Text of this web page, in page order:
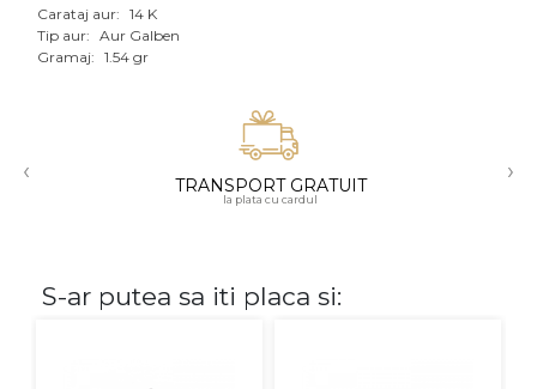
Aur mixt
18K
Carataj aur: 14 K
Tip aur: Aur Galben
Gramaj: 1.54 gr
‹ TRANSPORT GRATUIT
la plata cu cardul
›
S-ar putea sa iti placa si: